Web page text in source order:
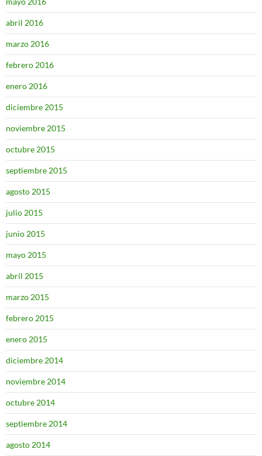
abril 2016
marzo 2016
febrero 2016
enero 2016
diciembre 2015
noviembre 2015
octubre 2015
septiembre 2015
agosto 2015
julio 2015
junio 2015
mayo 2015
abril 2015
marzo 2015
febrero 2015
enero 2015
diciembre 2014
noviembre 2014
octubre 2014
septiembre 2014
agosto 2014